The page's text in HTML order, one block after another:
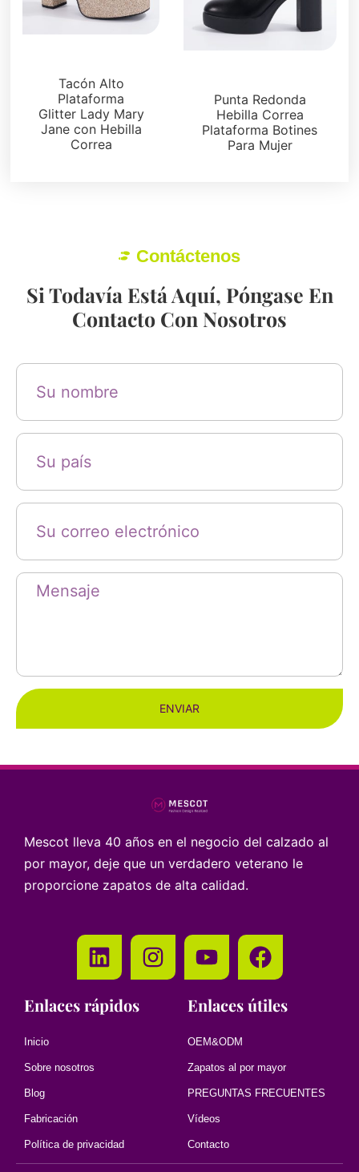
Tacón Alto
Plataforma
Glitter Lady Mary
Jane con Hebilla
Correa
Punta Redonda
Hebilla Correa
Plataforma Botines
Para Mujer
Contáctenos
Si Todavía Está Aquí, Póngase En
Contacto Con Nosotros
ENVIAR
Mescot lleva 40 años en el negocio del calzado al
por mayor, deje que un verdadero veterano le
proporcione zapatos de alta calidad.
Enlaces rápidos
Inicio
Sobre nosotros
Blog
Fabricación
Política de privacidad
Enlaces útiles
OEM&ODM
Zapatos al por mayor
PREGUNTAS FRECUENTES
Vídeos
Contacto